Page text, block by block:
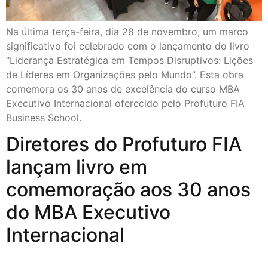
Na última terça-feira, dia 28 de novembro, um marco
significativo foi celebrado com o lançamento do livro
“Liderança Estratégica em Tempos Disruptivos: Lições
de Líderes em Organizações pelo Mundo”. Esta obra
comemora os 30 anos de excelência do curso MBA
Executivo Internacional oferecido pelo Profuturo FIA
Business School.
Diretores do Profuturo FIA
lançam livro em
comemoração aos 30 anos
do MBA Executivo
Internacional